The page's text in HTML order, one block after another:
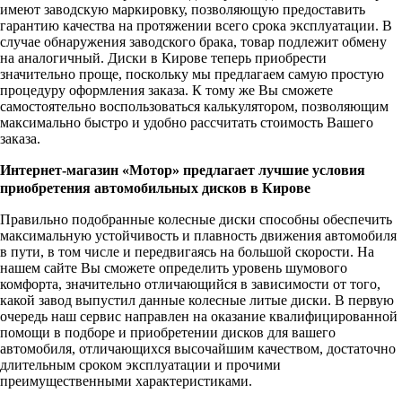
имеют заводскую маркировку, позволяющую предоставить
гарантию качества на протяжении всего срока эксплуатации. В
случае обнаружения заводского брака, товар подлежит обмену
на аналогичный. Диски в Кирове теперь приобрести
значительно проще, поскольку мы предлагаем самую простую
процедуру оформления заказа. К тому же Вы сможете
самостоятельно воспользоваться калькулятором, позволяющим
максимально быстро и удобно рассчитать стоимость Вашего
заказа.
Интернет-магазин «Мотор» предлагает лучшие условия
приобретения автомобильных дисков в Кирове
Правильно подобранные колесные диски способны обеспечить
максимальную устойчивость и плавность движения автомобиля
в пути, в том числе и передвигаясь на большой скорости. На
нашем сайте Вы сможете определить уровень шумового
комфорта, значительно отличающийся в зависимости от того,
какой завод выпустил данные колесные литые диски. В первую
очередь наш сервис направлен на оказание квалифицированной
помощи в подборе и приобретении дисков для вашего
автомобиля, отличающихся высочайшим качеством, достаточно
длительным сроком эксплуатации и прочими
преимущественными характеристиками.